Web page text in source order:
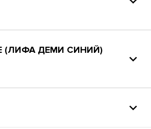
(ЛИФА ДЕМИ СИНИЙ)